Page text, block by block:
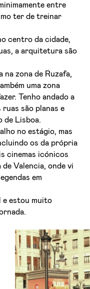
entre
ter de treinar
centro da cidade,
a arquitetura são
na zona de Ruzafa,
uma zona
Tenho andado a
são planas e
de Lisboa.
no estágio, mas
os da própria
cinemas icónicos
Valencia, onde vi
em
e estou muito